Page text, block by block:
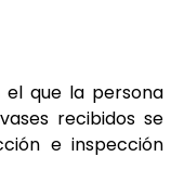
el que la persona
recibidos se
e inspección